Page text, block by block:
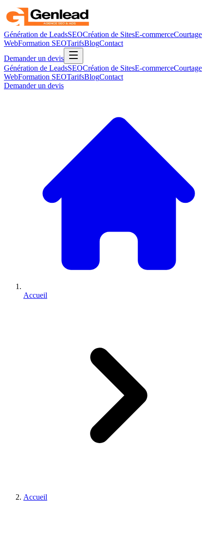
Génération de LeadsSEOCréation de SitesE-commerceCourtage
WebFormation SEOTarifsBlogContact
Demander un devis
Génération de LeadsSEOCréation de SitesE-commerceCourtage
WebFormation SEOTarifsBlogContact
Demander un devis
Accueil
Accueil